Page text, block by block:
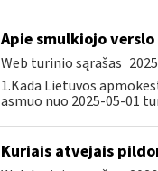
Apie smulkiojo
Web turinio sąrašas
1.Kada Lietuvos
asmuo nuo 2025-05-01
Kuriais atvejais